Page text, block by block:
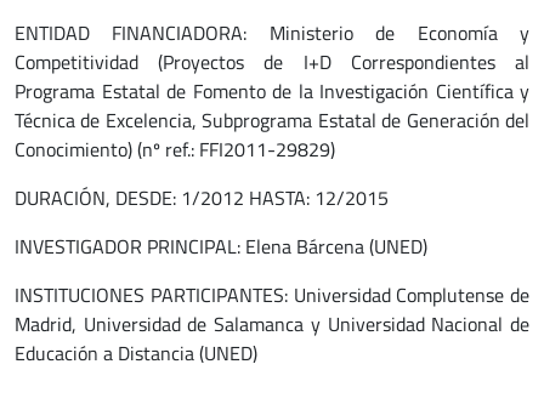
ENTIDAD FINANCIADORA: Ministerio de Economía y
Competitividad (Proyectos de I+D Correspondientes al
Programa Estatal de Fomento de la Investigación Científica y
Técnica de Excelencia, Subprograma Estatal de Generación del
Conocimiento) (nº ref.: FFI2011-29829)
DURACIÓN, DESDE: 1/2012 HASTA: 12/2015
INVESTIGADOR PRINCIPAL: Elena Bárcena (UNED)
INSTITUCIONES PARTICIPANTES: Universidad Complutense de
Madrid, Universidad de Salamanca y Universidad Nacional de
Educación a Distancia (UNED)